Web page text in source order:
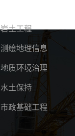
岩土工程
测绘地理信息
地质环境治理
水土保持
市政基础工程